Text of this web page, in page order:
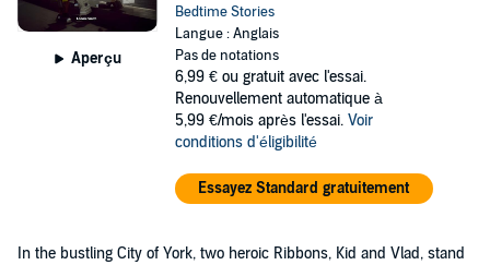
Aperçu
Bedtime Stories
Langue : Anglais
Pas de notations
6,99 € ou gratuit avec l'essai.
Renouvellement automatique à
5,99 €/mois après l'essai. Voir
conditions d'éligibilité
Essayez Standard gratuitement
In the bustling City of York, two heroic Ribbons, Kid and Vlad, stand